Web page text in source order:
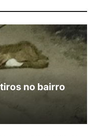
no bairro